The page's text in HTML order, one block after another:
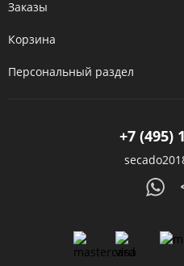
Заказы
Корзина
Персональный раздел
+7 (495)